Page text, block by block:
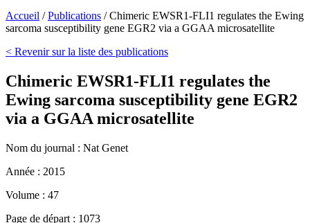
Accueil /Publications /Chimeric EWSR1-FLI1 regulates the Ewing
sarcoma susceptibility gene EGR2 via a GGAA microsatellite
< Revenir sur la liste des publications
Chimeric EWSR1-FLI1 regulates the
Ewing sarcoma susceptibility gene EGR2
via a GGAA microsatellite
Nom du journal : Nat Genet
Année : 2015
Volume : 47
Page de départ : 1073